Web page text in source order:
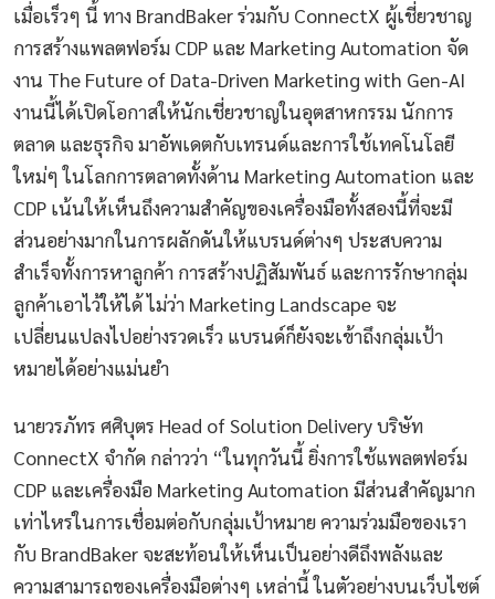
เมื่อเร็วๆ นี้ ทาง BrandBaker ร่วมกับ ConnectX ผู้เชี่ยวชาญ
การสร้างแพลตฟอร์ม CDP และ Marketing Automation จัด
งาน The Future of Data-Driven Marketing with Gen-AI
งานนี้ได้เปิดโอกาสให้นักเชี่ยวชาญในอุตสาหกรรม นักการ
ตลาด และธุรกิจ มาอัพเดตกับเทรนด์และการใช้เทคโนโลยี
ใหม่ๆ ในโลกการตลาดทั้งด้าน Marketing Automation และ
CDP เน้นให้เห็นถึงความสำคัญของเครื่องมือทั้งสองนี้ที่จะมี
ส่วนอย่างมากในการผลักดันให้แบรนด์ต่างๆ ประสบความ
สำเร็จทั้งการหาลูกค้า การสร้างปฏิสัมพันธ์ และการรักษากลุ่ม
ลูกค้าเอาไว้ให้ได้ ไม่ว่า Marketing Landscape จะ
เปลี่ยนแปลงไปอย่างรวดเร็ว แบรนด์ก็ยังจะเข้าถึงกลุ่มเป้า
หมายได้อย่างแม่นยำ
นายวรภัทร ศศิบุตร Head of Solution Delivery บริษัท
ConnectX จำกัด กล่าวว่า “ในทุกวันนี้ ยิ่งการใช้แพลตฟอร์ม
CDP และเครื่องมือ Marketing Automation มีส่วนสำคัญมาก
เท่าไหร่ในการเชื่อมต่อกับกลุ่มเป้าหมาย ความร่วมมือของเรา
กับ BrandBaker จะสะท้อนให้เห็นเป็นอย่างดีถึงพลังและ
ความสามารถของเครื่องมือต่างๆ เหล่านี้ ในตัวอย่างบนเว็บไซต์